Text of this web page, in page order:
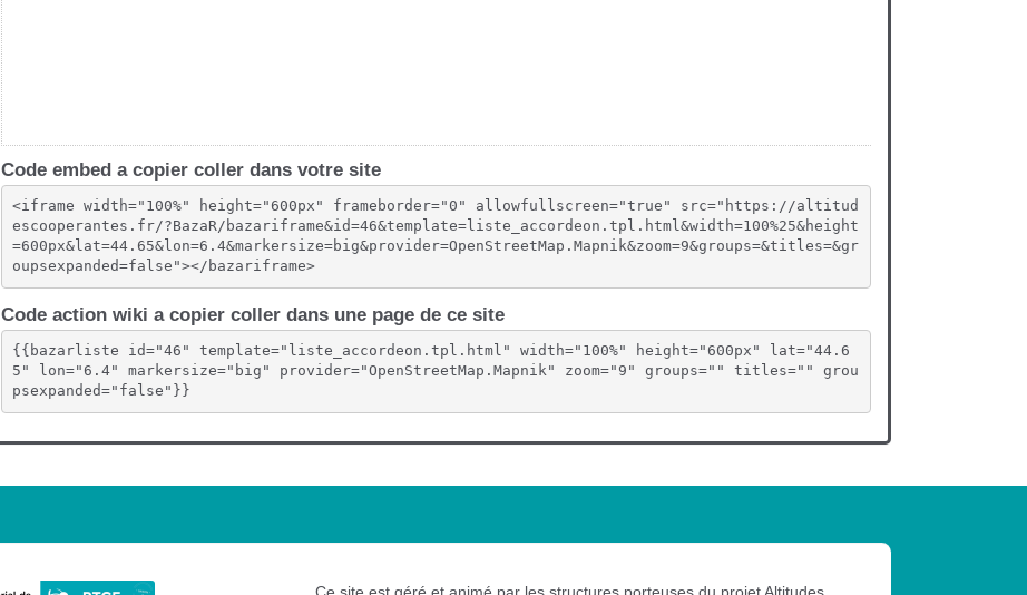
Code embed a copier coller dans votre site
<iframe width="100%" height="600px" frameborder="0" allowfullscreen="true" src="https://altitud
escooperantes.fr/?BazaR/bazariframe&id=46&template=liste_accordeon.tpl.html&width=100%25&height
=600px&lat=44.65&lon=6.4&markersize=big&provider=OpenStreetMap.Mapnik&zoom=9&groups=&titles=&gr
oupsexpanded=false"></bazariframe>
Code action wiki a copier coller dans une page de ce site
{{bazarliste id="46" template="liste_accordeon.tpl.html" width="100%" height="600px" lat="44.6
5" lon="6.4" markersize="big" provider="OpenStreetMap.Mapnik" zoom="9" groups="" titles="" grou
psexpanded="false"}}